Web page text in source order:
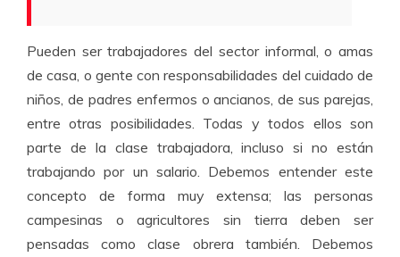
Pueden ser trabajadores del sector informal, o amas
de casa, o gente con responsabilidades del cuidado de
niños, de padres enfermos o ancianos, de sus parejas,
entre otras posibilidades. Todas y todos ellos son
parte de la clase trabajadora, incluso si no están
trabajando por un salario. Debemos entender este
concepto de forma muy extensa; las personas
campesinas o agricultores sin tierra deben ser
pensadas como clase obrera también. Debemos